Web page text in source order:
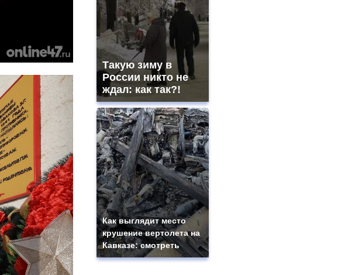
Такую зиму в
России никто не
ждал: как так?!
Как выглядит место
крушение вертолета на
Кавказе: смотреть